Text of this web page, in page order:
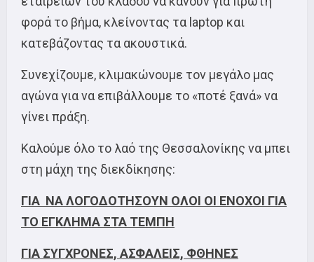
φορά το βήμα, κλείνοντας τα laptop και
κατεβάζοντας τα ακουστικά.
Συνεχίζουμε, κλιμακώνουμε τον μεγάλο μας
αγώνα για να επιβάλλουμε το «ποτέ ξανά» να
γίνει πράξη.
Καλούμε όλο το λαό της Θεσσαλονίκης να μπει
στη μάχη της διεκδίκησης:
ΓΙΑ ΝΑ ΛΟΓΟΔΟΤΗΣΟΥΝ ΟΛΟΙ ΟΙ ΕΝΟΧΟΙ ΓΙΑ
ΤΟ ΕΓΚΛΗΜΑ ΣΤΑ ΤΕΜΠΗ
ΓΙΑ ΣΥΓΧΡΟΝΕΣ, ΑΣΦΑΛΕΙΣ, ΦΘΗΝΕΣ